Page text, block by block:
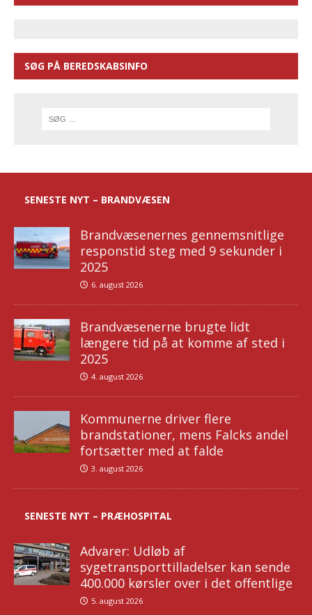
SØG PÅ BEREDSKABSINFO
SENESTE NYT – BRANDVÆSEN
Brandvæsenernes gennemsnitlige
responstid steg med 9 sekunder i
2025
6. august 2026
Brandvæsenerne brugte lidt
længere tid på at komme af sted i
2025
4. august 2026
Kommunerne driver flere
brandstationer, mens Falcks andel
fortsætter med at falde
3. august 2026
SENESTE NYT – PRÆHOSPITAL
Advarer: Udløb af
sygetransporttilladelser kan sende
400.000 kørsler over i det offentlige
5. august 2026